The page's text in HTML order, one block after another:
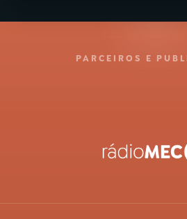
PARCEIROS E